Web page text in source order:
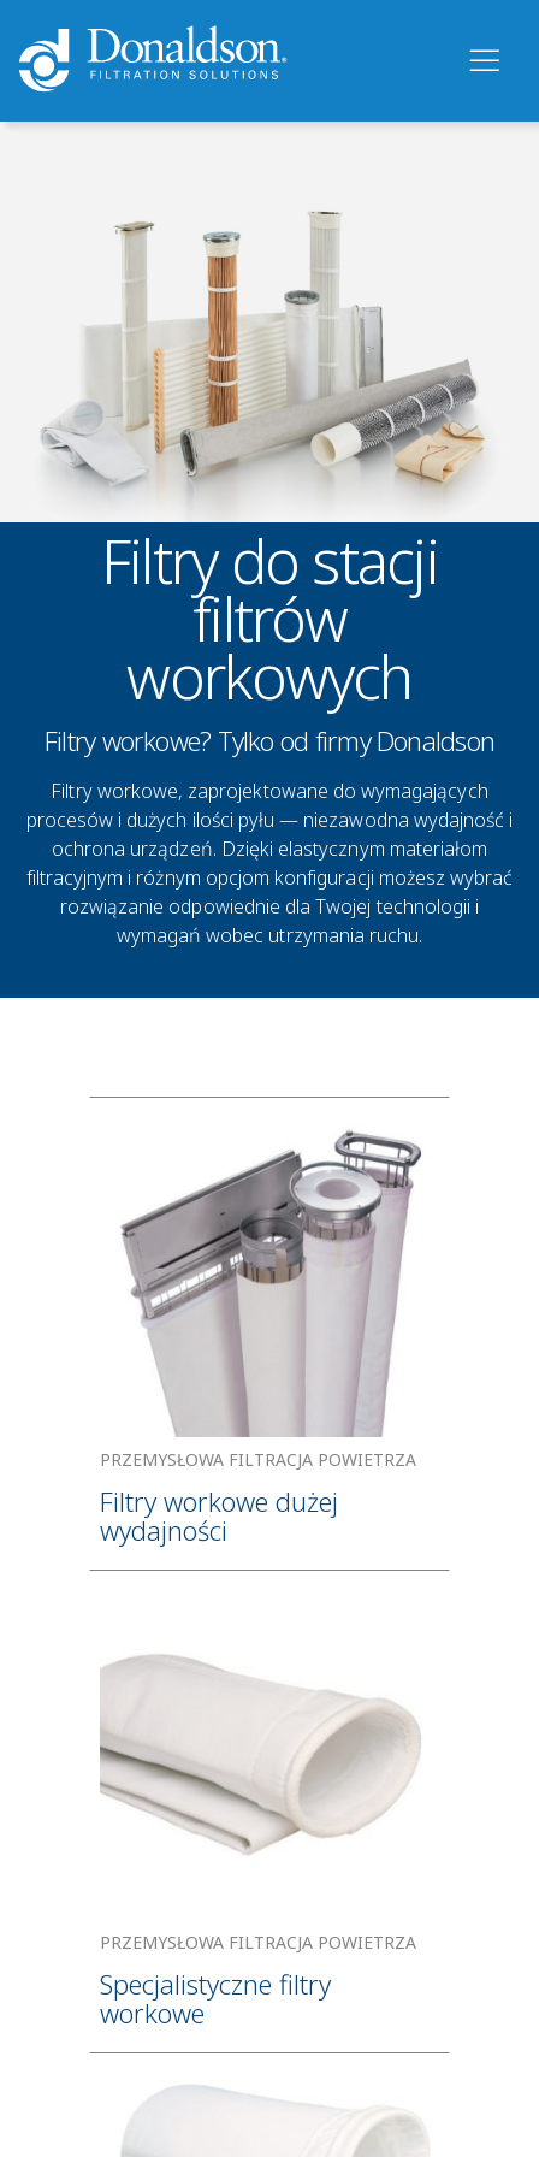
Filtry do stacji
filtrów
workowych
Filtry workowe? Tylko od firmy Donaldson
Filtry workowe, zaprojektowane do wymagających
procesów i dużych ilości pyłu — niezawodna wydajność i
ochrona urządzeń. Dzięki elastycznym materiałom
filtracyjnym i różnym opcjom konfiguracji możesz wybrać
rozwiązanie odpowiednie dla Twojej technologii i
wymagań wobec utrzymania ruchu.
PRZEMYSŁOWA FILTRACJA POWIETRZA
Filtry workowe dużej
wydajności
PRZEMYSŁOWA FILTRACJA POWIETRZA
Specjalistyczne filtry
workowe